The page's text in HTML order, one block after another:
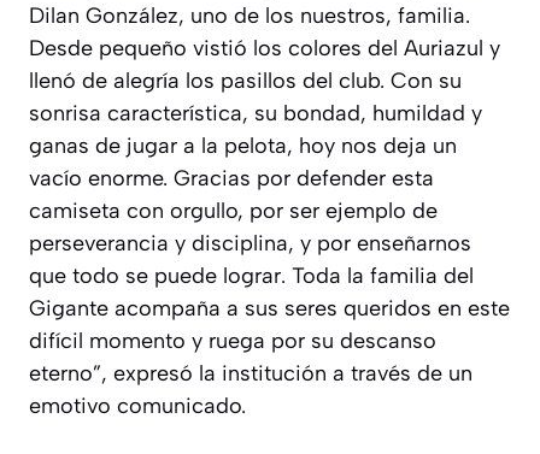
Dilan González, uno de los nuestros, familia.
Desde pequeño vistió los colores del Auriazul y
llenó de alegría los pasillos del club. Con su
sonrisa característica, su bondad, humildad y
ganas de jugar a la pelota, hoy nos deja un
vacío enorme. Gracias por defender esta
camiseta con orgullo, por ser ejemplo de
perseverancia y disciplina, y por enseñarnos
que todo se puede lograr. Toda la familia del
Gigante acompaña a sus seres queridos en este
difícil momento y ruega por su descanso
eterno”, expresó la institución a través de un
emotivo comunicado.